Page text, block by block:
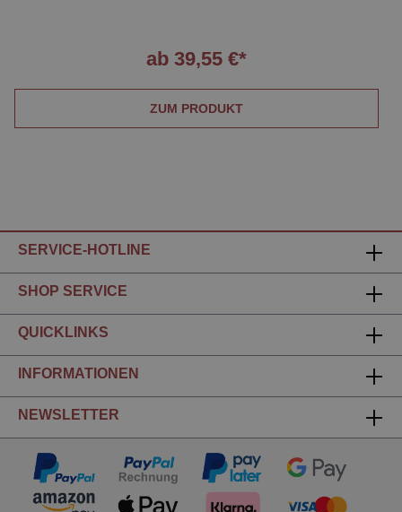
ab 39,55 €*
ZUM PRODUKT
SERVICE-HOTLINE
SHOP SERVICE
QUICKLINKS
INFORMATIONEN
NEWSLETTER